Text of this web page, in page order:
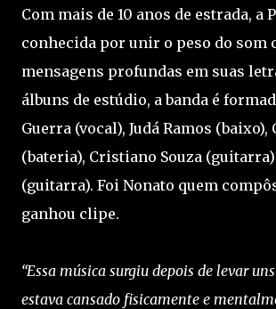
Com mais de 10 anos de estrada, a
conhecida por unir o peso do som
mensagens profundas em suas
álbuns de estúdio, a banda é
Guerra (vocal), Judá Ramos
(bateria), Cristiano Souza
(guitarra). Foi Nonato quem
ganhou clipe.
“Essa música surgiu depois de levar
estava cansado fisicamente e